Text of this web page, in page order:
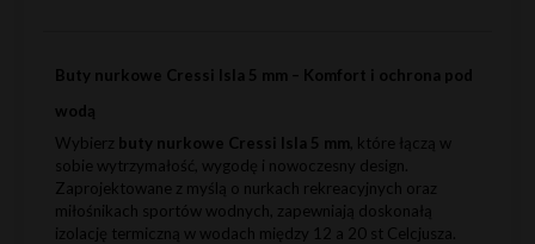
Buty nurkowe Cressi Isla 5 mm – Komfort i ochrona pod
wodą
Wybierz buty nurkowe Cressi Isla 5 mm , które łączą w
sobie wytrzymałość, wygodę i nowoczesny design.
Zaprojektowane z myślą o nurkach rekreacyjnych oraz
miłośnikach sportów wodnych, zapewniają doskonałą
izolację termiczną w wodach między 12 a 20 st Celcjusza.